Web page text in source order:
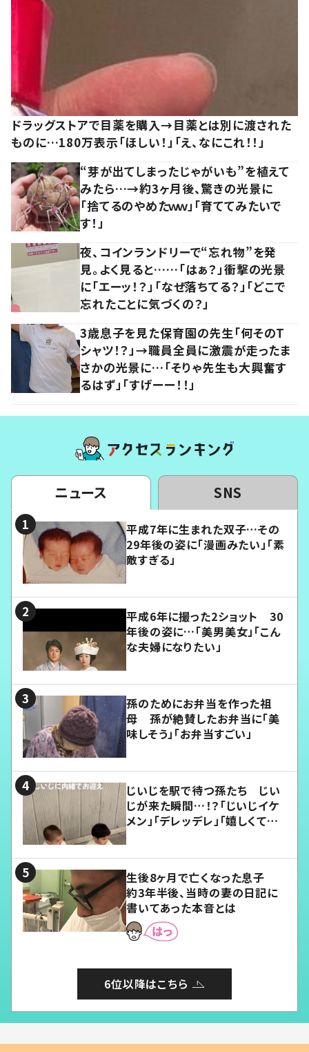
ドラッグストアで目薬を購入→目薬とは別に渡された
ものに…180万表示「ほしい！」「え、なにこれ！！」
“芽が出てしまったじゃがいも”を植えて
みたら…→約3ヶ月後、驚きの光景に
「捨てるのやめたｗｗ」「育ててみたいで
す！」
夜、コインランドリーで“忘れ物”を発
見。よく見ると……「はぁ？」衝撃の光景
に「エーッ！？」「なぜ落ちてる？」「どこで
忘れたことに気づくの？」
3歳息子を見た保育園の先生「何そのT
シャツ！？」→職員全員に激震が走ったま
さかの光景に…「そりゃ先生も大興奮す
るはず」「すげーー！！」
ニュース SNS
平成7年に生まれた双子…その
29年後の姿に「漫画みたい」「素
敵すぎる」
平成6年に撮った2ショット 30
年後の姿に…「美男美女」「こん
な夫婦になりたい」
孫のためにお弁当を作った祖
母 孫が絶賛したお弁当に「美
味しそう」「お弁当すごい」
じいじを駅で待つ孫たち じい
じが来た瞬間…！？「じいじイケ
メン」「デレッデレ」「嬉しくて可
生後8ヶ月で亡くなった息子
約3年半後、当時の妻の日記に
書いてあった本音とは
6位以降はこちら